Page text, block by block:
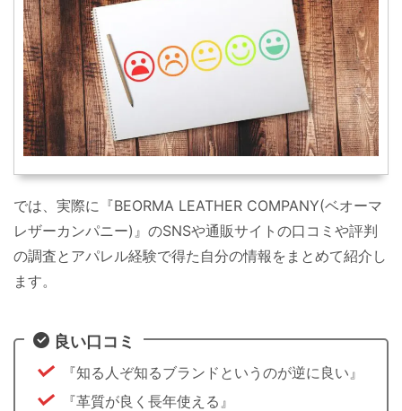
では、実際に『BEORMA LEATHER COMPANY(ベオーマ
レザーカンパニー)』のSNSや通販サイトの口コミや評判
の調査とアパレル経験で得た自分の情報をまとめて紹介し
ます。
良い口コミ
『知る人ぞ知るブランドというのが逆に良い』
『革質が良く長年使える』